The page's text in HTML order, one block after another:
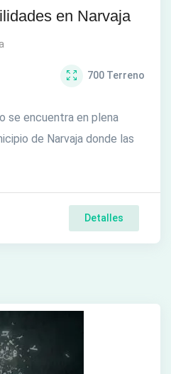
en Narvaja
700 Terreno
se encuentra en plena
de Narvaja donde las
Detalles